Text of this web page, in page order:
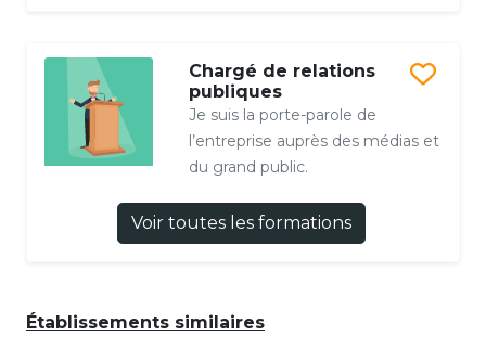
Chargé de relations
publiques
Je suis la porte-parole de
l’entreprise auprès des médias et
du grand public.
Voir toutes les formations
Établissements similaires